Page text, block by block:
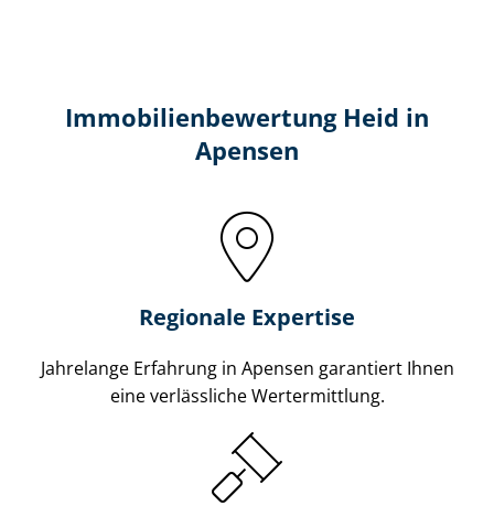
Immobilien­bewertung Heid in
Apensen
Regionale Expertise
Jahrelange Erfahrung in Apensen garantiert Ihnen
eine verlässliche Wertermittlung.